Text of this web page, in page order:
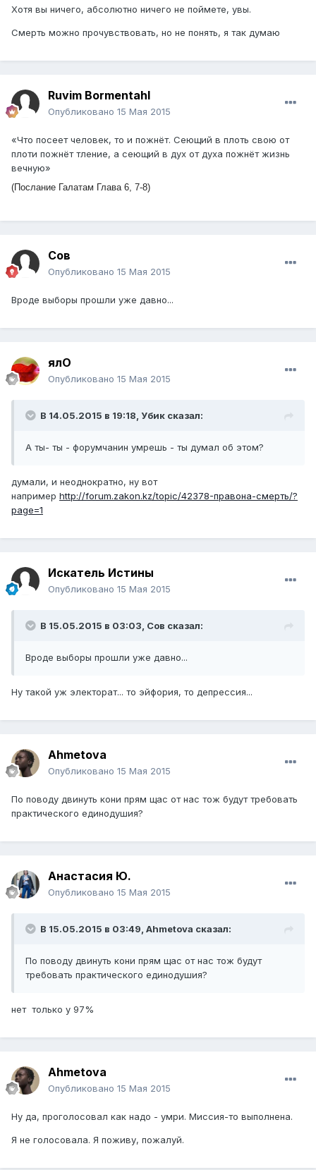
Хотя вы ничего, абсолютно ничего не поймете, увы.
Смерть можно прочувствовать, но не понять, я так думаю
Ruvim Bormentahl
Опубликовано 15 Мая 2015
«Что посеет человек, то и пожнёт. Сеющий в плоть свою от
плоти пожнёт тление, а сеющий в дух от духа пожнёт жизнь
вечную»
(Послание Галатам Глава 6, 7-8)
Сов
Опубликовано 15 Мая 2015
Вроде выборы прошли уже давно...
ялО
Опубликовано 15 Мая 2015
В 14.05.2015 в 19:18, Убик сказал:
А ты- ты - форумчанин умрешь - ты думал об этом?
​думали, и неоднократно, ну вот
например http://forum.zakon.kz/topic/42378-правона-смерть/?
page=1
Искатель Истины
Опубликовано 15 Мая 2015
В 15.05.2015 в 03:03, Сов сказал:
Вроде выборы прошли уже давно...
​Ну такой уж электорат... то эйфория, то депрессия...
Ahmetova
Опубликовано 15 Мая 2015
По поводу двинуть кони прям щас от нас тож будут требовать
практического единодушия?
Анастасия Ю.
Опубликовано 15 Мая 2015
В 15.05.2015 в 03:49, Ahmetova сказал:
По поводу двинуть кони прям щас от нас тож будут
требовать практического единодушия?
​нет только у 97%
Ahmetova
Опубликовано 15 Мая 2015
Ну да, проголосовал как надо - умри. Миссия-то выполнена.
Я не голосовала. Я поживу, пожалуй.